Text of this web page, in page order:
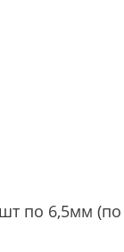
по 6,5мм (по